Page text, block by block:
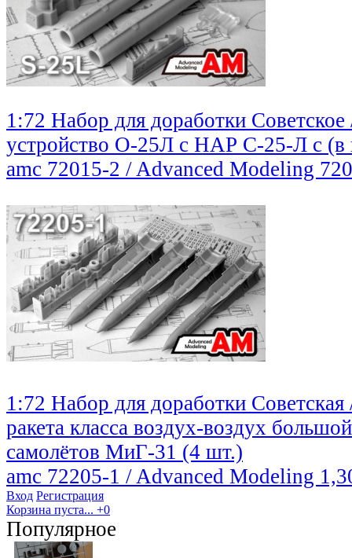
1:72 Набор для доработки Советское
устройство О-25Л с НАР С-25-Л с (в
amc 72015-2 / Advanced Modeling
1:72 Набор для доработки Советская
ракета класса воздух-воздух
самолётов МиГ-31 (4 шт.)
amc 72205-1 / Advanced Modeling
Вход Регистрация
Корзина пуста... +0
Популярное